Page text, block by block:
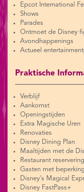
Epcot International
Shows
Parades
Ontmoet de Disney
Avondhappenings
Actueel
Praktische
Verblijf
Aankomst
Openingstijden
Extra Magische Uren
Renovaties
Disney Dining Plan
Maaltijden met de
Restaurant
Gasten met
Disney's Magical
Disney FastPass+